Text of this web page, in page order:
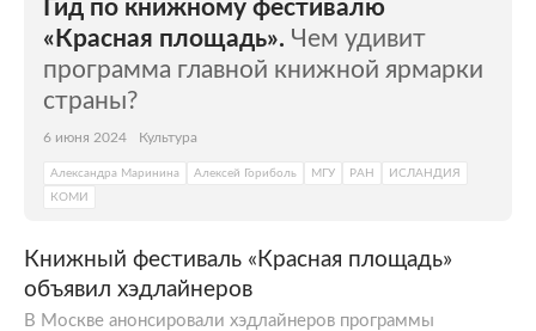
Гид по книжному фестивалю
«Красная площадь». Чем удивит
программа главной книжной ярмарки
страны?
6 июня 2024 Культура
Александра Маринина Алексей Гориболь МГУ РАН
ИСЛАНДИЯ
КОМИ
Книжный фестиваль «Красная площадь»
объявил хэдлайнеров
В Москве анонсировали хэдлайнеров программы